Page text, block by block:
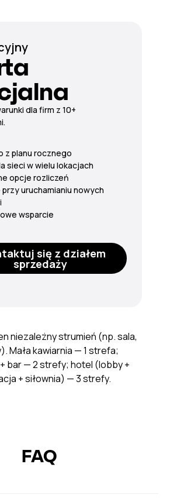
niezależny strumień (np. sala,
Mała kawiarnia — 1 strefa;
bar — 2 strefy; hotel (lobby +
+ siłownia) — 3 strefy.
dla firm z 10+
się z działem
sprzedaży
z planu rocznego
sieci w wielu lokacjach
opcje rozliczeń
uruchamianiu nowych
wsparcie
FAQ